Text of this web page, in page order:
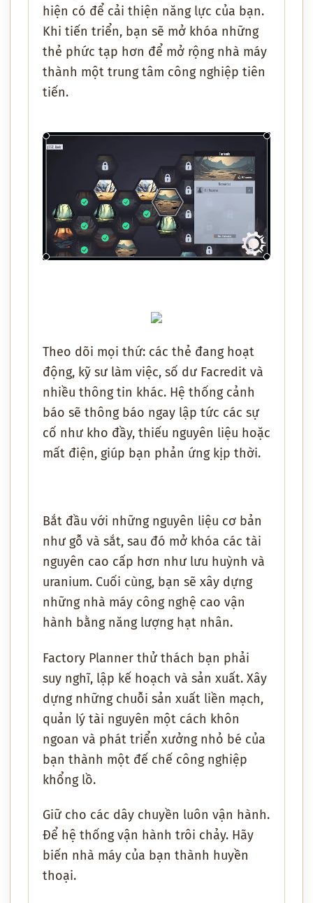
hiện có để cải thiện năng lực của bạn.
Khi tiến triển, bạn sẽ mở khóa những
thẻ phức tạp hơn để mở rộng nhà máy
thành một trung tâm công nghiệp tiên
tiến.
Theo dõi mọi thứ: các thẻ đang hoạt
động, kỹ sư làm việc, số dư Facredit và
nhiều thông tin khác. Hệ thống cảnh
báo sẽ thông báo ngay lập tức các sự
cố như kho đầy, thiếu nguyên liệu hoặc
mất điện, giúp bạn phản ứng kịp thời.
Bắt đầu với những nguyên liệu cơ bản
như gỗ và sắt, sau đó mở khóa các tài
nguyên cao cấp hơn như lưu huỳnh và
uranium. Cuối cùng, bạn sẽ xây dựng
những nhà máy công nghệ cao vận
hành bằng năng lượng hạt nhân.
Factory Planner thử thách bạn phải
suy nghĩ, lập kế hoạch và sản xuất. Xây
dựng những chuỗi sản xuất liền mạch,
quản lý tài nguyên một cách khôn
ngoan và phát triển xưởng nhỏ bé của
bạn thành một đế chế công nghiệp
khổng lồ.
Giữ cho các dây chuyền luôn vận hành.
Để hệ thống vận hành trôi chảy. Hãy
biến nhà máy của bạn thành huyền
thoại.